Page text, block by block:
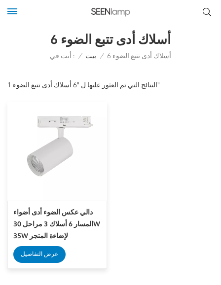
6 أسلاك أدى تتبع الضوء
أنت في : / بيت / 6 أسلاك أدى تتبع الضوء
1 النتائج التي تم العثور عليها ل "6 أسلاك أدى تتبع الضوء"
دالي عكس الضوء أدى أضواء
المسار 6 أسلاك 3 مراحل 30W
35W لإضاءة المتجر
عرض التفاصيل